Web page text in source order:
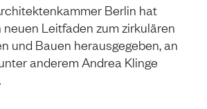
Berlin hat
neuen Leitfaden zum zirkulären
und Bauen herausgegeben, an
anderem Andrea Klinge